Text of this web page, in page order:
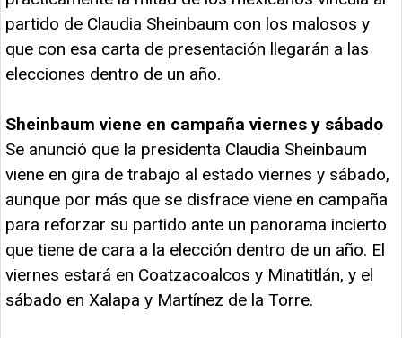
partido de Claudia Sheinbaum con los malosos y
que con esa carta de presentación llegarán a las
elecciones dentro de un año.
Sheinbaum viene en campaña viernes y sábado
Se anunció que la presidenta Claudia Sheinbaum
viene en gira de trabajo al estado viernes y sábado,
aunque por más que se disfrace viene en campaña
para reforzar su partido ante un panorama incierto
que tiene de cara a la elección dentro de un año. El
viernes estará en Coatzacoalcos y Minatitlán, y el
sábado en Xalapa y Martínez de la Torre.